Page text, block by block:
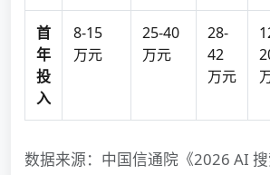
首
年
投
入
8-15
万元
25-40
万元
28-
42
万元
数据来源：中国信通院《2026 AI 搜